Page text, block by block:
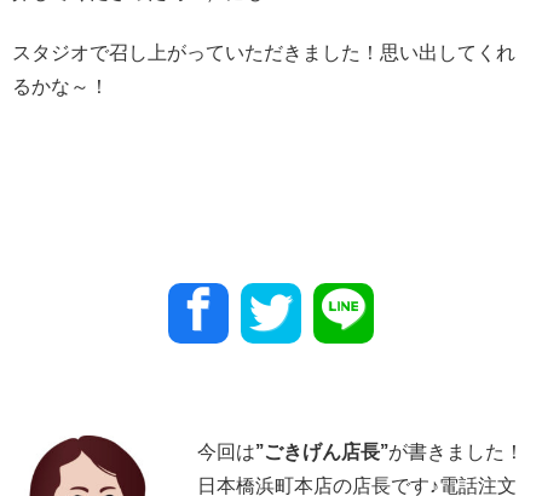
スタジオで召し上がっていただきました！思い出してくれ
るかな～！
今回は”ごきげん店長”が書きました！
日本橋浜町本店の店長です♪電話注文